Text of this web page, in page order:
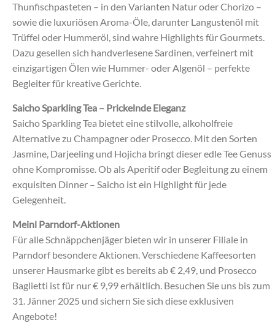
Thunfischpasteten – in den Varianten Natur oder Chorizo –
sowie die luxuriösen Aroma-Öle, darunter Langustenöl mit
Trüffel oder Hummeröl, sind wahre Highlights für Gourmets.
Dazu gesellen sich handverlesene Sardinen, verfeinert mit
einzigartigen Ölen wie Hummer- oder Algenöl – perfekte
Begleiter für kreative Gerichte.
Saicho Sparkling Tea – Prickelnde Eleganz
Saicho Sparkling Tea bietet eine stilvolle, alkoholfreie
Alternative zu Champagner oder Prosecco. Mit den Sorten
Jasmine, Darjeeling und Hojicha bringt dieser edle Tee Genuss
ohne Kompromisse. Ob als Aperitif oder Begleitung zu einem
exquisiten Dinner – Saicho ist ein Highlight für jede
Gelegenheit.
Meinl Parndorf-Aktionen
Für alle Schnäppchenjäger bieten wir in unserer Filiale in
Parndorf besondere Aktionen. Verschiedene Kaffeesorten
unserer Hausmarke gibt es bereits ab € 2,49, und Prosecco
Baglietti ist für nur € 9,99 erhältlich. Besuchen Sie uns bis zum
31. Jänner 2025 und sichern Sie sich diese exklusiven
Angebote!